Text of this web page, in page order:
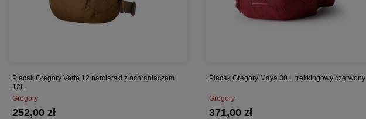
Plecak Gregory Verte 12 narciarski z ochraniaczem
12L
Gregory
252,00 zł
Plecak Gregory Maya 30 L trekkingowy czerwony
Gregory
371,00 zł